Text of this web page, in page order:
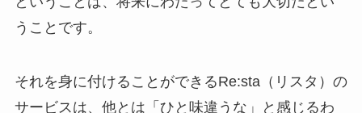
うことです。
それを身に付けることができるRe:sta（リスタ）の
サービスは、他とは「ひと味違うな」と感じるわ